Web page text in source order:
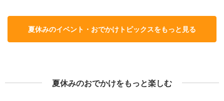
夏休みのイベント・おでかけトピックスをもっと見る
夏休みのおでかけをもっと楽しむ